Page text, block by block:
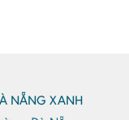
NẴNG XANH